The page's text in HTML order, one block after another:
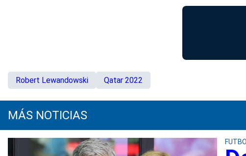
Robert Lewandowski Qatar 2022
MÁS NOTICIAS